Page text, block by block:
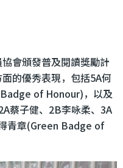
會頒發普及閱讀獎勵計
的優秀表現，包括5A何
of Honour)，以及
蔡子健、2B李咏柔、3A
青章(Green Badge of